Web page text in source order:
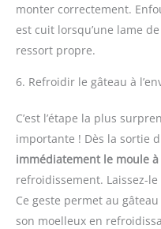
monter correctement.
est cuit lorsqu’une lame
ressort propre.
6. Refroidir le gâteau à
C’est l’étape la plus
importante ! Dès la sortie
immédiatement le moule à
refroidissement. Laissez-
Ce geste permet au
son moelleux en